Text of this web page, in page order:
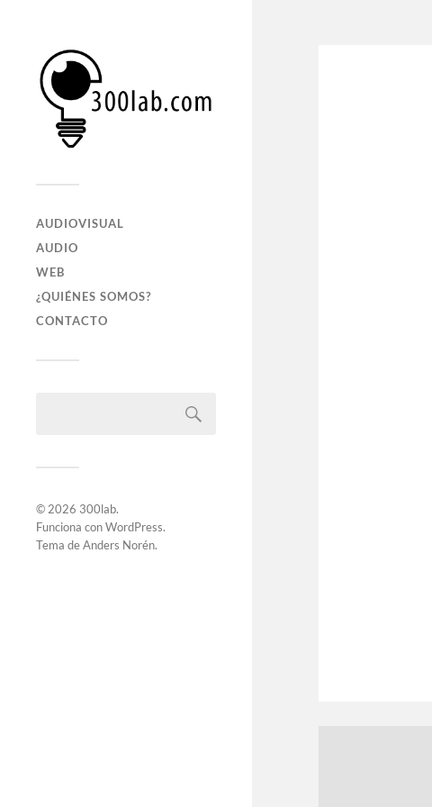
AUDIOVISUAL
AUDIO
WEB
¿QUIÉNES SOMOS?
CONTACTO
© 2026 300lab.
Funciona conWordPress.
Tema deAnders Norén.